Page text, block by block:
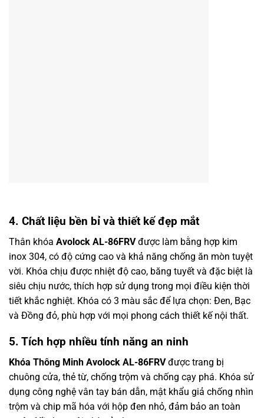
4. Chất liệu bền bỉ và thiết kế đẹp mắt
Thân khóa Avolock AL-86FRVđược làm bằng hợp kim
inox 304, có độ cứng cao và khả năng chống ăn mòn tuyệt
vời. Khóa chịu được nhiệt độ cao, băng tuyết và đặc biệt là
siêu chịu nước, thích hợp sử dụng trong mọi điều kiện thời
tiết khắc nghiệt. Khóa có 3 màu sắc để lựa chọn: Đen, Bạc
và Đồng đỏ, phù hợp với mọi phong cách thiết kế nội thất.
5. Tích hợp nhiều tính năng an ninh
Khóa Thông Minh Avolock AL-86FRVđược trang bị
chuông cửa, thẻ từ, chống trộm và chống cạy phá. Khóa sử
dụng công nghệ vân tay bán dẫn, mật khẩu giả chống nhìn
trộm và chip mã hóa với hộp đen nhỏ, đảm bảo an toàn